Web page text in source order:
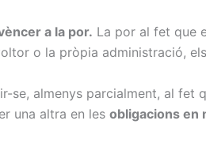
a la por. La por al fet que
o la pròpia administració,
se, almenys parcialment, al fet
una altra en les obligacions en